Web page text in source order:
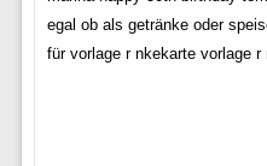
egal ob als getränke oder
für vorlage r nkekarte vorlage